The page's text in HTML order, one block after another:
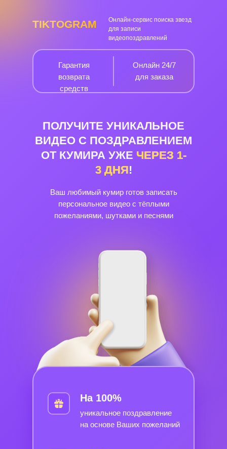
TIKTOGRAM
Ваш любимый кумир готов записать
персональное видео с тёплыми
пожеланиями, шутками и песнями
Онлайн-сервис поиска звезд
для записи
видеопоздравлений
ПОЛУЧИТЕ УНИКАЛЬНОЕ
ВИДЕО С ПОЗДРАВЛЕНИЕМ
ОТ КУМИРА УЖЕ ЧЕРЕЗ 1-
3 ДНЯ!
Онлайн 24/7
для заказа
Гарантия
возврата
средств
уникальное поздравление
на основе Ваших пожеланий
На 100%